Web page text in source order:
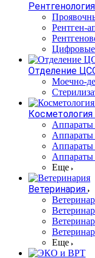
Рентгенология
Рентген-
Цифровые
Отделение
Моечно-
Аппараты
Аппараты
Аппараты
Аппараты
Еще
Ветеринария
Еще